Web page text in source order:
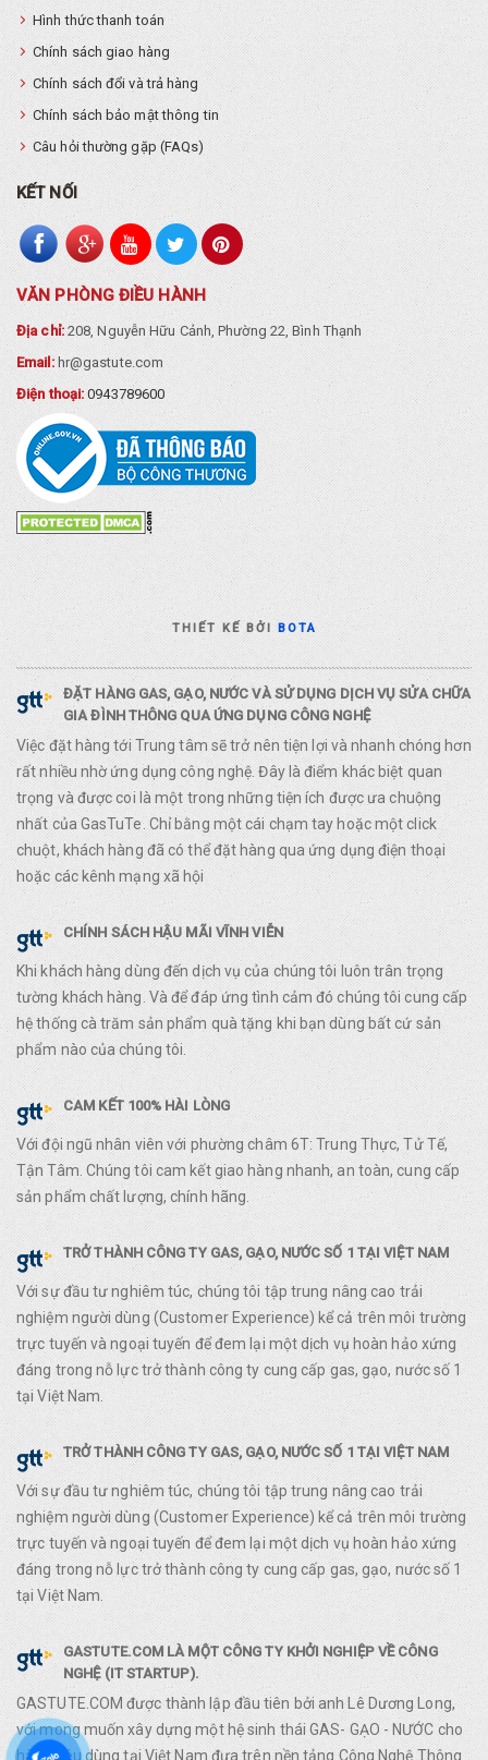
Hình thức thanh toán
Chính sách giao hàng
Chính sách đổi và trả hàng
Chính sách bảo mật thông tin
Câu hỏi thường gặp (FAQs)
KẾT NỐI
VĂN PHÒNG ĐIỀU HÀNH
Địa chỉ:208, Nguyễn Hữu Cảnh, Phường 22, Bình Thạnh
Email:hr@gastute.com
Điện thoại:0943789600
THIẾT KẾ BỞIBOTA
ĐẶT HÀNG GAS, GẠO, NƯỚC VÀ SỬ DỤNG DỊCH VỤ SỬA CHỮA
GIA ĐÌNH THÔNG QUA ỨNG DỤNG CÔNG NGHỆ
Việc đặt hàng tới Trung tâm sẽ trở nên tiện lợi và nhanh chóng hơn
rất nhiều nhờ ứng dụng công nghệ. Đây là điểm khác biệt quan
trọng và được coi là một trong những tiện ích được ưa chuộng
nhất của GasTuTe. Chỉ bằng một cái chạm tay hoặc một click
chuột, khách hàng đã có thể đặt hàng qua ứng dụng điện thoại
hoặc các kênh mạng xã hội
CHÍNH SÁCH HẬU MÃI VĨNH VIỄN
Khi khách hàng dùng đến dịch vụ của chúng tôi luôn trân trọng
tường khách hàng. Và để đáp ứng tình cảm đó chúng tôi cung cấp
hệ thống cà trăm sản phẩm quà tặng khi bạn dùng bất cứ sản
phẩm nào của chúng tôi.
CAM KẾT 100% HÀI LÒNG
Với đội ngũ nhân viên với phường châm 6T: Trung Thực, Tử Tế,
Tận Tâm. Chúng tôi cam kết giao hàng nhanh, an toàn, cung cấp
sản phẩm chất lượng, chính hãng.
TRỞ THÀNH CÔNG TY GAS, GẠO, NƯỚC SỐ 1 TẠI VIỆT NAM
Với sự đầu tư nghiêm túc, chúng tôi tập trung nâng cao trải
nghiệm người dùng (Customer Experience) kể cả trên môi trường
trực tuyến và ngoại tuyến để đem lại một dịch vụ hoàn hảo xứng
đáng trong nỗ lực trở thành công ty cung cấp gas, gạo, nước số 1
tại Việt Nam.
TRỞ THÀNH CÔNG TY GAS, GẠO, NƯỚC SỐ 1 TẠI VIỆT NAM
Với sự đầu tư nghiêm túc, chúng tôi tập trung nâng cao trải
nghiệm người dùng (Customer Experience) kể cả trên môi trường
trực tuyến và ngoại tuyến để đem lại một dịch vụ hoàn hảo xứng
đáng trong nỗ lực trở thành công ty cung cấp gas, gạo, nước số 1
tại Việt Nam.
GASTUTE.COM LÀ MỘT CÔNG TY KHỞI NGHIỆP VỀ CÔNG
NGHỆ (IT STARTUP).
GASTUTE.COM được thành lập đầu tiên bởi anh Lê Dương Long,
với mong muốn xây dựng một hệ sinh thái GAS- GẠO - NƯỚC cho
hàng tiêu dùng tại Việt Nam đựa trên nền tảng Công Nghệ Thông